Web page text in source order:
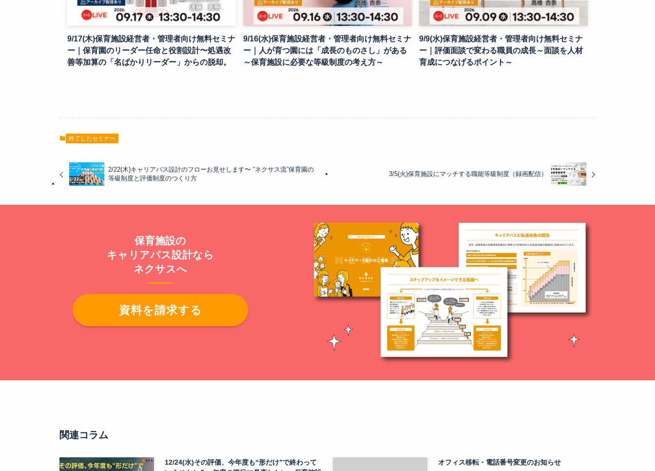
9/17(木)保育施設経営者・管理者向け無料セミナ
ー｜保育園のリーダー任命と役割設計〜処遇改
善等加算の「名ばかりリーダー」からの脱却。
9/16(水)保育施設経営者・管理者向け無料セミナ
ー｜人が育つ園には「成長のものさし」がある
～保育施設に必要な等級制度の考え方～
9/9(水)保育施設経営者・管理者向け無料セミナ
ー｜評価面談で変わる職員の成長～面談を人材
育成につなげるポイント～
終了したセミナー
2/22(木)キャリアパス設計のフローお見せします〜 ”ネクサス流”保育園の
等級制度と評価制度のつくり方
3/5(火)保育施設にマッチする職能等級制度（録画配信）
保育施設の
キャリアパス設計なら
ネクサスへ
資料を請求する
関連コラム
12/24(水)その評価、今年度も“形だけ”で終わって
オフィス移転・電話番号変更のお知らせ